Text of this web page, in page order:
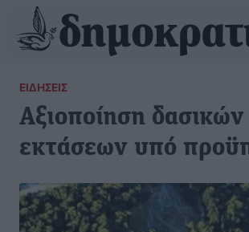
ΕΙΔΉΣΕΙΣ
Αξιοποίηση δασικών
εκτάσεων υπό